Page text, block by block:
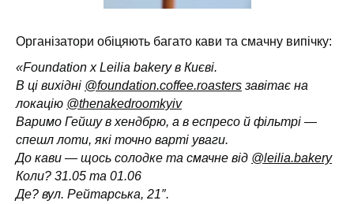
Організатори обіцяють багато кави та смачну випічку:
«Foundation x Leilia bakery в Києві.
В ці вихідні @foundation.coffee.roasters завітає на
локацію @thenakedroomkyiv
Варимо Гейшу в хендбрю, а в еспресо й фільтрі —
спешл лоти, які точно варті уваги.
До кави — щось солодке та смачне від @leilia.bakery
Коли? 31.05 та 01.06
Де? вул. Рейтарська, 21″.